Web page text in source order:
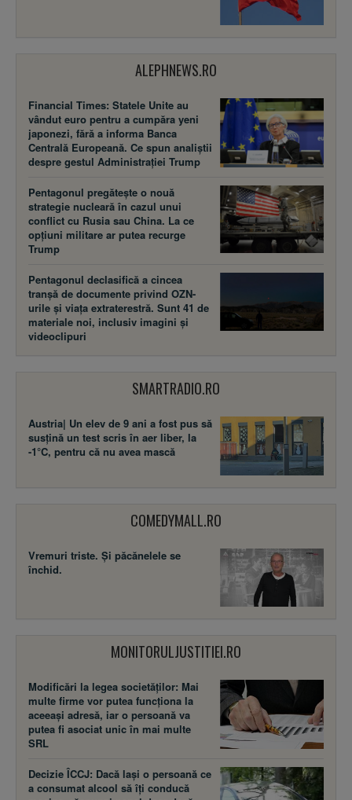
ALEPHNEWS.RO
Financial Times: Statele Unite au
vândut euro pentru a cumpăra yeni
japonezi, fără a informa Banca
Centrală Europeană. Ce spun analiștii
despre gestul Administrației Trump
Pentagonul pregătește o nouă
strategie nucleară în cazul unui
conflict cu Rusia sau China. La ce
opțiuni militare ar putea recurge
Trump
Pentagonul declasifică a cincea
tranșă de documente privind OZN-
urile și viața extraterestră. Sunt 41 de
materiale noi, inclusiv imagini și
videoclipuri
SMARTRADIO.RO
Austria| Un elev de 9 ani a fost pus să
susţină un test scris în aer liber, la
-1°C, pentru că nu avea mască
COMEDYMALL.RO
Vremuri triste. Şi păcănelele se
închid.
MONITORULJUSTITIEI.RO
Modificări la legea societăţilor: Mai
multe firme vor putea funcţiona la
aceeaşi adresă, iar o persoană va
putea fi asociat unic în mai multe
SRL
Decizie ÎCCJ: Dacă laşi o persoană ce
a consumat alcool să îţi conducă